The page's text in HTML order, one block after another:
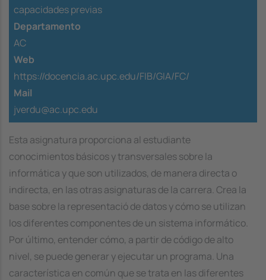
capacidades previas
Departamento
AC
Web
https://docencia.ac.upc.edu/FIB/GIA/FC/
Mail
jverdu@ac.upc.edu
Esta asignatura proporciona al estudiante
conocimientos básicos y transversales sobre la
informática y que son utilizados, de manera directa o
indirecta, en las otras asignaturas de la carrera. Crea la
base sobre la representació de datos y cómo se utilizan
los diferentes componentes de un sistema informático.
Por último, entender cómo, a partir de código de alto
nivel, se puede generar y ejecutar un programa. Una
característica en común que se trata en las diferentes